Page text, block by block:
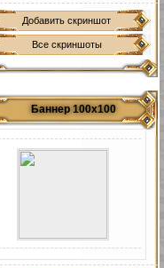
Добавить скриншот
Все скриншоты
Баннер 100х100